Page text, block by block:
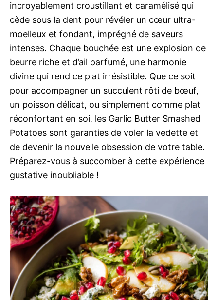
incroyablement croustillant et caramélisé qui
cède sous la dent pour révéler un cœur ultra-
moelleux et fondant, imprégné de saveurs
intenses. Chaque bouchée est une explosion de
beurre riche et d’ail parfumé, une harmonie
divine qui rend ce plat irrésistible. Que ce soit
pour accompagner un succulent rôti de bœuf,
un poisson délicat, ou simplement comme plat
réconfortant en soi, les Garlic Butter Smashed
Potatoes sont garanties de voler la vedette et
de devenir la nouvelle obsession de votre table.
Préparez-vous à succomber à cette expérience
gustative inoubliable !